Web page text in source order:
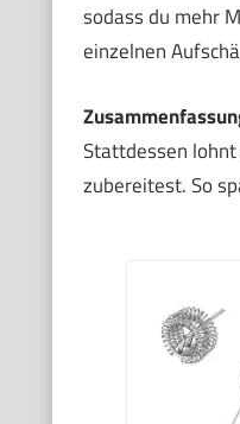
sodass du mehr
einzelnen
Stattdessen
zubereitest. So